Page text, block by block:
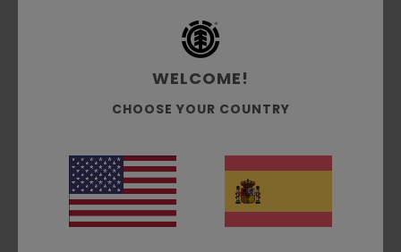
Comodidad
3.7
3.3
Talla
Demasiado pequeño
Demasiado grande
Material
WELCOME!
CHOOSE YOUR COUNTRY